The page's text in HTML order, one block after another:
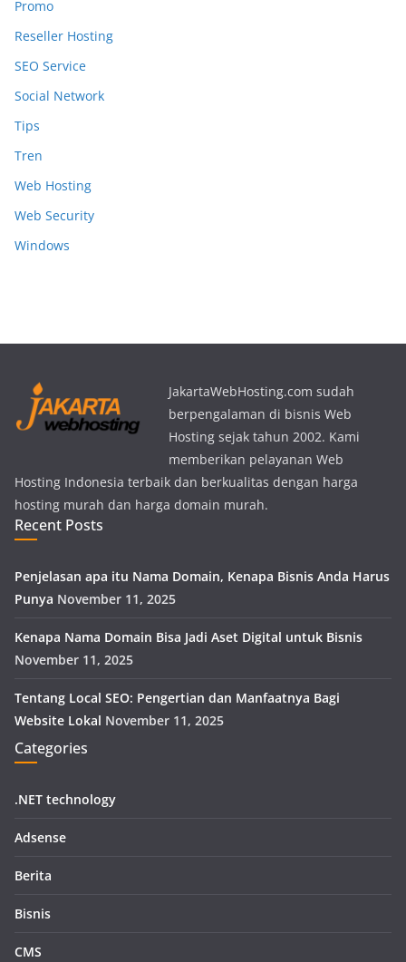
Promo
Reseller Hosting
SEO Service
Social Network
Tips
Tren
Web Hosting
Web Security
Windows
JakartaWebHosting.com sudah
berpengalaman di bisnis Web
Hosting sejak tahun 2002. Kami
memberikan pelayanan Web
Hosting Indonesia terbaik dan berkualitas dengan harga
hosting murah dan harga domain murah.
Recent Posts
Penjelasan apa itu Nama Domain, Kenapa Bisnis Anda Harus
Punya November 11, 2025
Kenapa Nama Domain Bisa Jadi Aset Digital untuk Bisnis
November 11, 2025
Tentang Local SEO: Pengertian dan Manfaatnya Bagi
Website Lokal November 11, 2025
Categories
.NET technology
Adsense
Berita
Bisnis
CMS